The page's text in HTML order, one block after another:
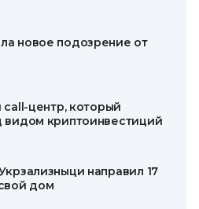
новое подозрение от
центр, который
видом криптоинвестиций
направил 17
дом